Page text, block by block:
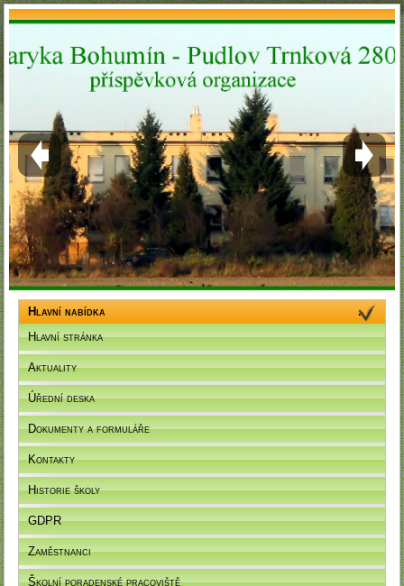
Hlavní nabídka
Hlavní stránka
Aktuality
Úřední deska
Dokumenty a formuláře
Kontakty
Historie školy
GDPR
Zaměstnanci
Školní poradenské pracoviště